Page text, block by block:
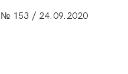
№ 153 / 24.09.2020